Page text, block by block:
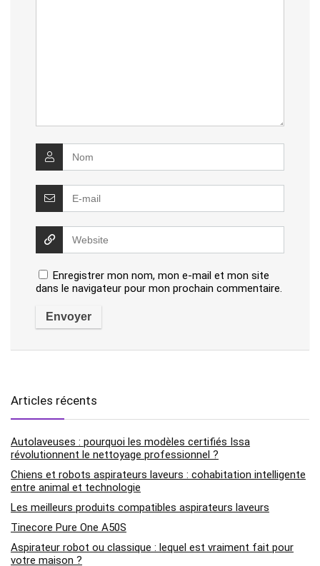
Enregistrer mon nom, mon e-mail et mon site
dans le navigateur pour mon prochain commentaire.
Articles récents
Autolaveuses : pourquoi les modèles certifiés Issa
révolutionnent le nettoyage professionnel ?
Chiens et robots aspirateurs laveurs : cohabitation intelligente
entre animal et technologie
Les meilleurs produits compatibles aspirateurs laveurs
Tinecore Pure One A50S
Aspirateur robot ou classique : lequel est vraiment fait pour
votre maison ?